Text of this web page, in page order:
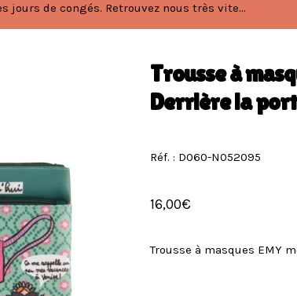
jours de congés. Retrouvez nous très vite...
Trousse à
Derrière la
Réf. : D060-N052095
16,00€
Trousse à masques EMY